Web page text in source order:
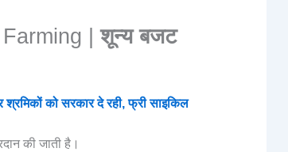
Farming |शून्य बजट
को सरकार दे रही, फ्री साइकिल
की जाती है।